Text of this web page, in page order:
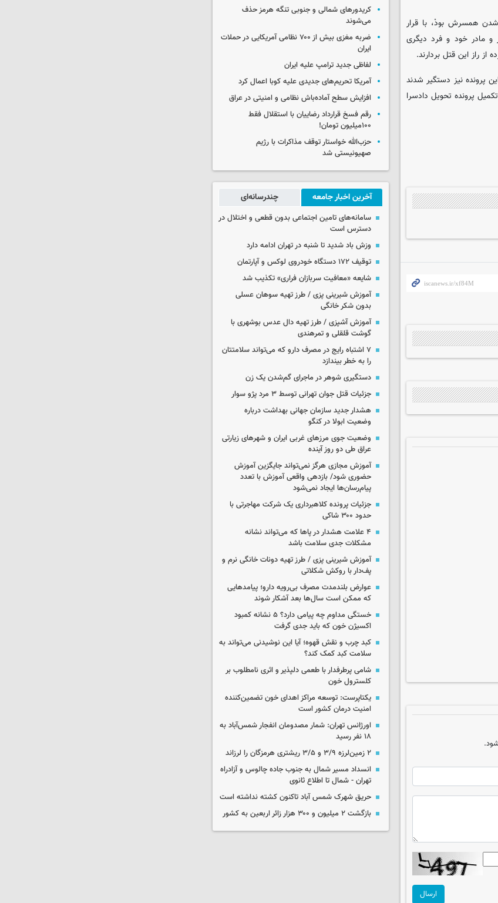
شدن همسرش بودْ، با قرار
مادر خود و فرد دیگری
راز این قتل بردارند.
پرونده نیز دستگیر شدند
پرونده تحویل دادسرا
ارسال
کریدورهای شمالی و جنوبی تنگه هرمز حذف
می‌شوند
ضربه مغزی بیش از ۷۰۰ نظامی آمریکایی در حملات
ایران
لفاظی جدید ترامپ علیه ایران
آمریکا تحریم‌های جدیدی علیه کوبا اعمال کرد
افزایش سطح آماده‌باش نظامی و امنیتی در عراق
رقم فسخ قرارداد رضاییان با استقلال فقط
۱۰۰میلیون تومان!
حزب‌الله خواستار توقف مذاکرات با رژیم
صهیونیستی شد
آخرین اخبار جامعه چندرسانه‌ای
سامانه‌های تامین اجتماعی بدون قطعی و اختلال در
دسترس است
وزش باد شدید تا شنبه در تهران ادامه دارد
توقیف ۱۷۲ دستگاه خودروی لوکس و آپارتمان
شایعه «معافیت سربازان فراری» تکذیب شد
آموزش شیرینی پزی / طرز تهیه سوهان عسلی
بدون شکر خانگی
آموزش آشپزی / طرز تهیه دال عدس بوشهری با
گوشت قلقلی و تمرهندی
۷ اشتباه رایج در مصرف دارو که می‌تواند سلامتتان
را به خطر بیندازد
دستگیری شوهر در ماجرای گم‌شدن یک زن
جزئیات قتل جوان تهرانی توسط ۳ مرد پژو سوار
هشدار جدید سازمان جهانی بهداشت درباره
وضعیت ابولا در کنگو
وضعیت جوی مرزهای غربی ایران و شهرهای زیارتی
عراق طی دو روز آینده
آموزش مجازی هرگز نمی‌تواند جایگزین آموزش
حضوری شود/ بازدهی واقعی آموزش با تعدد
پیام‌رسان‌ها ایجاد نمی‌شود
جزئیات پرونده کلاهبرداری یک شرکت مهاجرتی با
حدود ۳۰۰ شاکی
۴ علامت هشدار در پاها که می‌تواند نشانه
مشکلات جدی سلامت باشد
آموزش شیرینی پزی / طرز تهیه دونات خانگی نرم و
پف‌دار با روکش شکلاتی
عوارض بلندمدت مصرف بی‌رویه دارو؛ پیامدهایی
که ممکن است سال‌ها بعد آشکار شوند
خستگی مداوم چه پیامی دارد؟ ۵ نشانه کمبود
اکسیژن خون که باید جدی گرفت
کبد چرب و نقش قهوه؛ آیا این نوشیدنی می‌تواند به
سلامت کبد کمک کند؟
شامی پرطرفدار با طعمی دلپذیر و اثری نامطلوب بر
کلسترول خون
یکتاپرست: توسعه مراکز اهدای خون تضمین‌کننده
امنیت درمان کشور است
اورژانس تهران: شمار مصدومان انفجار شمس‌آباد به
۱۸ نفر رسید
۲ زمین‌لرزه ۳/۹ و ۳/۵ ریشتری هرمزگان را لرزاند
انسداد مسیر شمال به جنوب جاده چالوس و آزادراه
تهران - شمال تا اطلاع ثانوی
حریق شهرک شمس آباد تاکنون کشته نداشته است
بازگشت ۲ میلیون و ۳۰۰ هزار زائر اربعین به کشور